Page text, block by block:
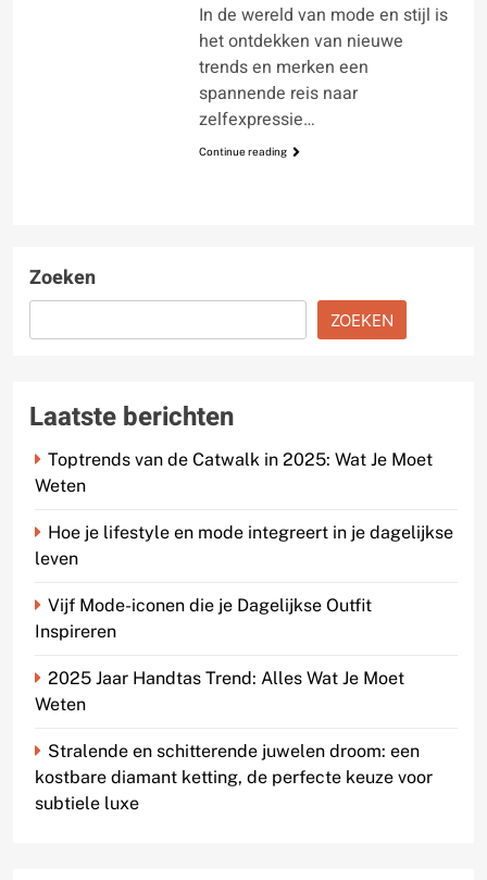
In de wereld van mode en stijl is
het ontdekken van nieuwe
trends en merken een
spannende reis naar
zelfexpressie…
Continue reading
Zoeken
ZOEKEN
Laatste berichten
Toptrends van de Catwalk in 2025: Wat Je Moet
Weten
Hoe je lifestyle en mode integreert in je dagelijkse
leven
Vijf Mode-iconen die je Dagelijkse Outfit
Inspireren
2025 Jaar Handtas Trend: Alles Wat Je Moet
Weten
Stralende en schitterende juwelen droom: een
kostbare diamant ketting, de perfecte keuze voor
subtiele luxe